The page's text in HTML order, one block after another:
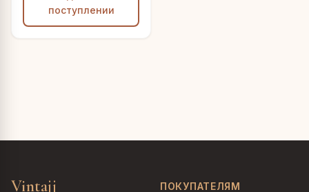
поступлении
Vintajj ПОКУПАТЕЛЯМ